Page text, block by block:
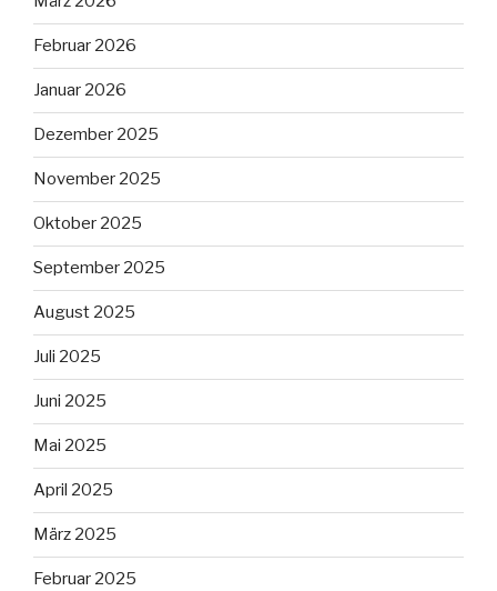
Februar 2026
Januar 2026
Dezember 2025
November 2025
Oktober 2025
September 2025
August 2025
Juli 2025
Juni 2025
Mai 2025
April 2025
März 2025
Februar 2025